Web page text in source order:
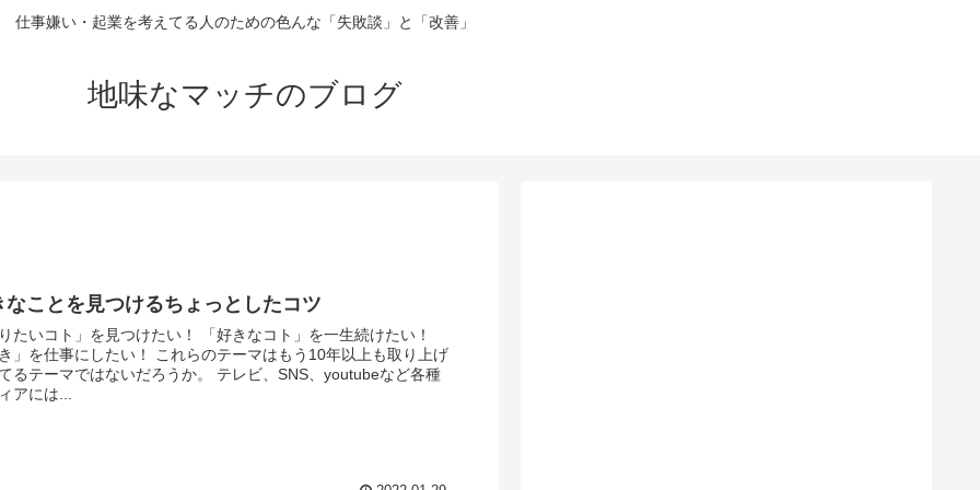
仕事嫌い・起業を考えてる人のための色んな「失敗談」と「改善」
地味なマッチのブログ
なことを見つけるちょっとしたコツ
たいコト」を見つけたい！ 「好きなコト」を一生続けたい！
」を仕事にしたい！ これらのテーマはもう10年以上も取り上げ
るテーマではないだろうか。 テレビ、SNS、youtubeなど各種
アには...